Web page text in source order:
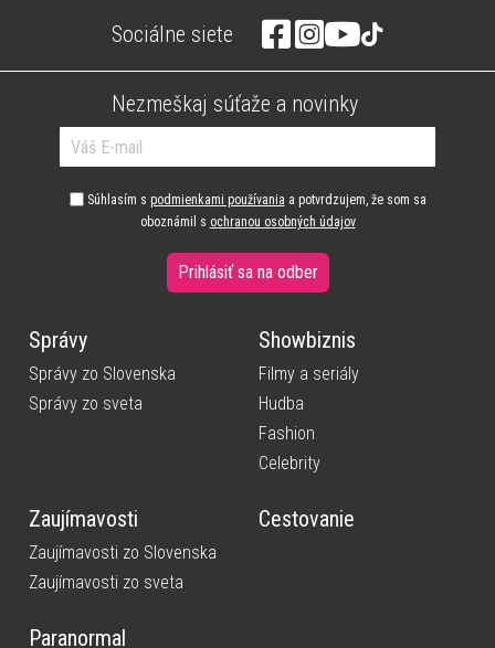
Sociálne siete
Nezmeškaj súťaže a novinky
Súhlasím s podmienkami používania a potvrdzujem, že som sa
oboznámil s ochranou osobných údajov
Prihlásiť sa na odber
Správy
Správy zo Slovenska
Správy zo sveta
Showbiznis
Filmy a seriály
Hudba
Fashion
Celebrity
Zaujímavosti
Zaujímavosti zo Slovenska
Zaujímavosti zo sveta
Cestovanie
Paranormal